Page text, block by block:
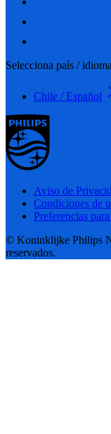
Selecciona país / idioma
Chile / Español
Aviso de
Condiciones de
Preferencias
© Koninklijke Philips
reservados.